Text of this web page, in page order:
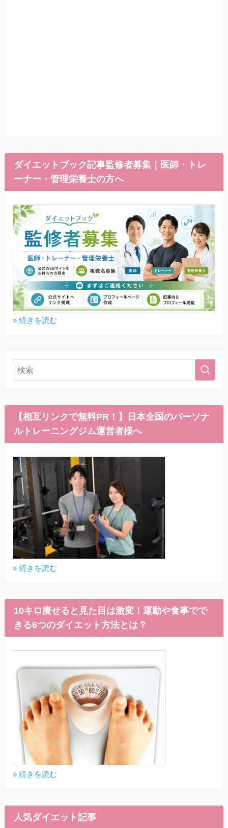
ダイエットブック記事監修者募集｜医師・トレ
ーナー・管理栄養士の方へ
» 続きを読む
【相互リンクで無料PR！】日本全国のパーソナ
ルトレーニングジム運営者様へ
» 続きを読む
10キロ痩せると見た目は激変！運動や食事でで
きる6つのダイエット方法とは？
» 続きを読む
人気ダイエット記事